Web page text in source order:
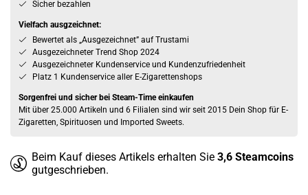
Sicher bezahlen
Vielfach ausgzeichnet:
Bewertet als „Ausgezeichnet” auf Trustami
Ausgezeichneter Trend Shop 2024
Ausgezeichneter Kundenservice und Kundenzufriedenheit
Platz 1 Kundenservice aller E-Zigarettenshops
Sorgenfrei und sicher bei Steam-Time einkaufen
Mit über 25.000 Artikeln und 6 Filialen sind wir seit 2015 Dein Shop für E-
Zigaretten, Spirituosen und Imported Sweets.
Beim Kauf dieses Artikels erhalten Sie 3,6 Steamcoins
gutgeschrieben.